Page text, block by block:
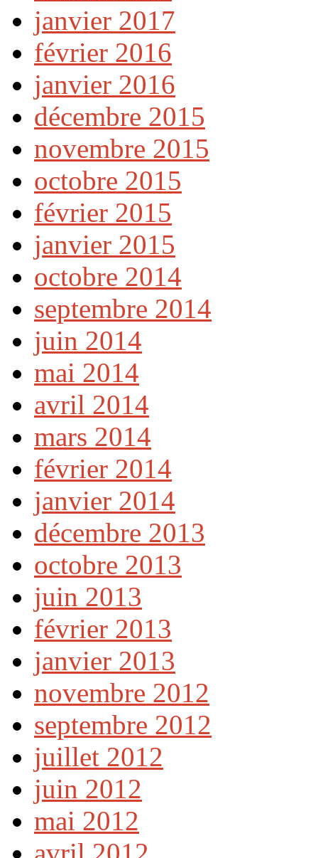
janvier 2017
février 2016
janvier 2016
décembre 2015
novembre 2015
octobre 2015
février 2015
janvier 2015
octobre 2014
septembre 2014
juin 2014
mai 2014
avril 2014
mars 2014
février 2014
janvier 2014
décembre 2013
octobre 2013
juin 2013
février 2013
janvier 2013
novembre 2012
septembre 2012
juillet 2012
juin 2012
mai 2012